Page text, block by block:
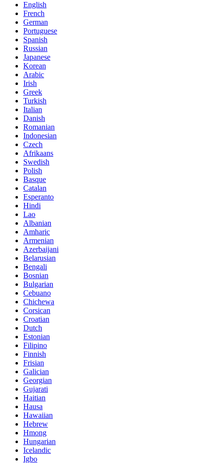
English
French
German
Portuguese
Spanish
Russian
Japanese
Korean
Arabic
Irish
Greek
Turkish
Italian
Danish
Romanian
Indonesian
Czech
Afrikaans
Swedish
Polish
Basque
Catalan
Esperanto
Hindi
Lao
Albanian
Amharic
Armenian
Azerbaijani
Belarusian
Bengali
Bosnian
Bulgarian
Cebuano
Chichewa
Corsican
Croatian
Dutch
Estonian
Filipino
Finnish
Frisian
Galician
Georgian
Gujarati
Haitian
Hausa
Hawaiian
Hebrew
Hmong
Hungarian
Icelandic
Igbo